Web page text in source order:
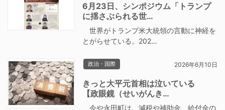
6月23日、シンポジウム「トランプ
に揺さぶられる世…
世界がトランプ米大統領の言動に神経を
とがらせている。202…
政治・国際 2026年6月10日
きっと大平元首相は泣いている
【政眼鏡（せいがんき…
今や永田町は、減税や補助金、給付金の